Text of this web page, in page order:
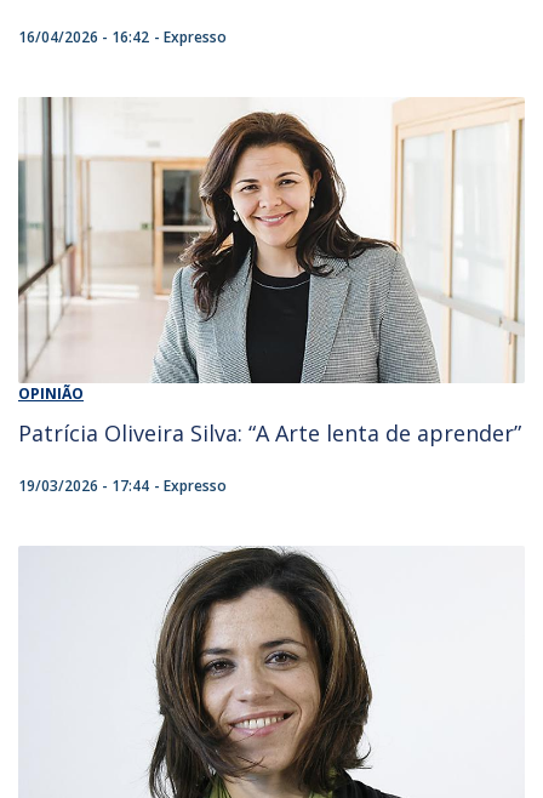
16/04/2026 - 16:42 Expresso
OPINIÃO
Patrícia Oliveira Silva: “A Arte lenta de aprender”
19/03/2026 - 17:44 Expresso